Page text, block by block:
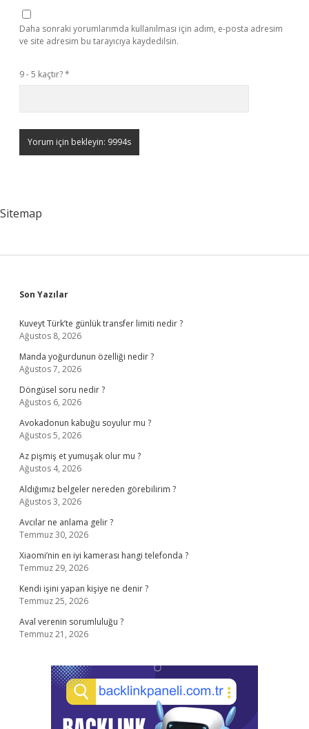
Daha sonraki yorumlarımda kullanılması için adım, e-posta adresim
ve site adresim bu tarayıcıya kaydedilsin.
9 - 5 kaçtır?*
Sitemap
Sidebar
Son Yazılar
Kuveyt Türk’te günlük transfer limiti nedir ?
Ağustos 8, 2026
Manda yoğurdunun özelliği nedir ?
Ağustos 7, 2026
Döngüsel soru nedir ?
Ağustos 6, 2026
Avokadonun kabuğu soyulur mu ?
Ağustos 5, 2026
Az pişmiş et yumuşak olur mu ?
Ağustos 4, 2026
Aldığımız belgeler nereden görebilirim ?
Ağustos 3, 2026
Avcılar ne anlama gelir ?
Temmuz 30, 2026
Xiaomi’nin en iyi kamerası hangi telefonda ?
Temmuz 29, 2026
Kendi işini yapan kişiye ne denir ?
Temmuz 25, 2026
Aval verenin sorumluluğu ?
Temmuz 21, 2026